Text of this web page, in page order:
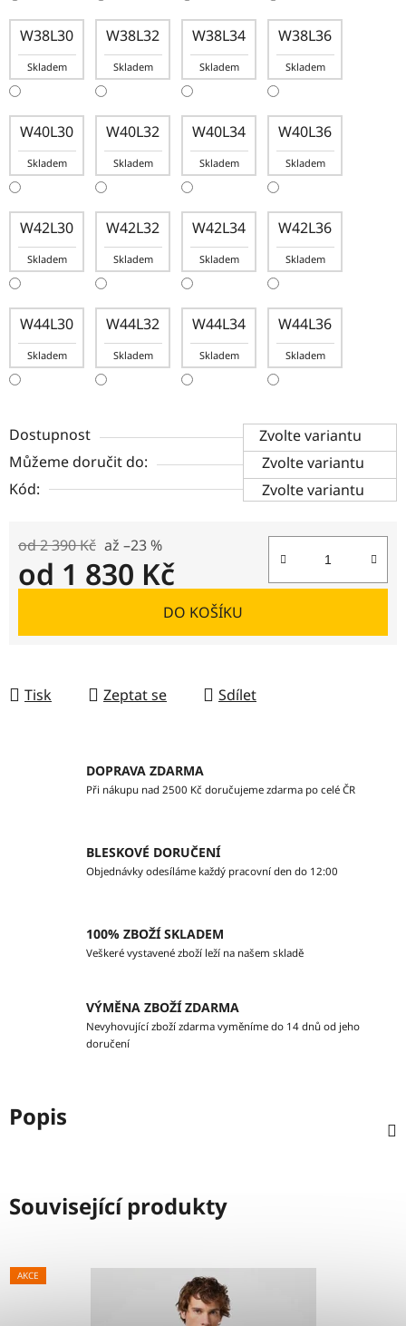
W38L30
Skladem
W38L32
Skladem
W38L34
Skladem
W38L36
Skladem
W40L30
Skladem
W40L32
Skladem
W40L34
Skladem
W40L36
Skladem
W42L30
Skladem
W42L32
Skladem
W42L34
Skladem
W42L36
Skladem
W44L30
Skladem
W44L32
Skladem
W44L34
Skladem
W44L36
Skladem
Dostupnost
Zvolte variantu
Můžeme doručit do:
Zvolte variantu
Kód:
Zvolte variantu
od 2 390 Kč až –23 %
od 1 830 Kč
DO KOŠÍKU
Tisk Zeptat se Sdílet
DOPRAVA ZDARMA
Při nákupu nad 2500 Kč doručujeme zdarma po celé ČR
BLESKOVÉ DORUČENÍ
Objednávky odesíláme každý pracovní den do 12:00
100% ZBOŽÍ SKLADEM
Veškeré vystavené zboží leží na našem skladě
VÝMĚNA ZBOŽÍ ZDARMA
Nevyhovující zboží zdarma vyměníme do 14 dnů od jeho
doručení
Popis
Související produkty
AKCE